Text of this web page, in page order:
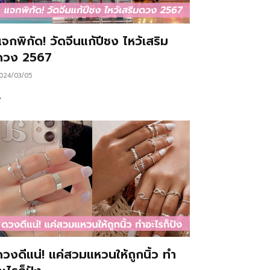
กพิกัด! วัดจีนแก้ปีชง ไหว้เสริม
ง 2567
03/05
งดีแน่! แค่สวมแหวนให้ถูกนิ้ว ทำ